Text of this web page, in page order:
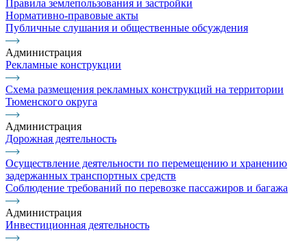
Правила землепользования и застройки
Нормативно-правовые акты
Публичные слушания и общественные обсуждения
Администрация
Рекламные конструкции
Схема размещения рекламных конструкций на территории
Тюменского округа
Администрация
Дорожная деятельность
Осуществление деятельности по перемещению и хранению
задержанных транспортных средств
Соблюдение требований по перевозке пассажиров и багажа
Администрация
Инвестиционная деятельность